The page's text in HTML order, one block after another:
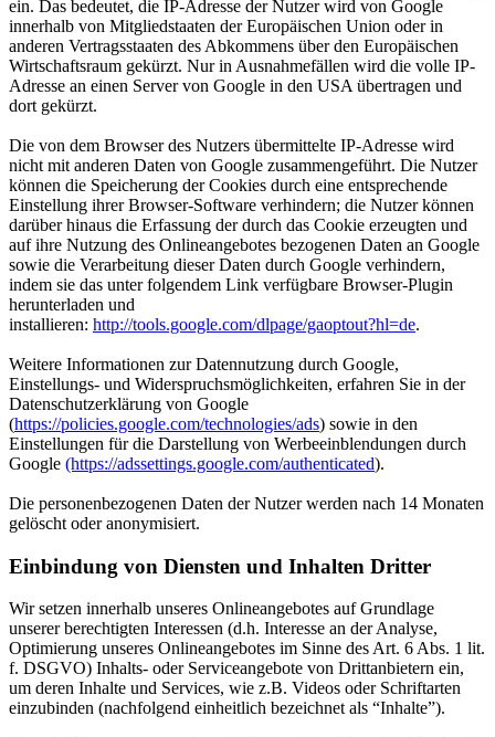
ein. Das bedeutet, die IP-Adresse der Nutzer wird von Google
innerhalb von Mitgliedstaaten der Europäischen Union oder in
anderen Vertragsstaaten des Abkommens über den Europäischen
Wirtschaftsraum gekürzt. Nur in Ausnahmefällen wird die volle IP-
Adresse an einen Server von Google in den USA übertragen und
dort gekürzt.
Die von dem Browser des Nutzers übermittelte IP-Adresse wird
nicht mit anderen Daten von Google zusammengeführt. Die Nutzer
können die Speicherung der Cookies durch eine entsprechende
Einstellung ihrer Browser-Software verhindern; die Nutzer können
darüber hinaus die Erfassung der durch das Cookie erzeugten und
auf ihre Nutzung des Onlineangebotes bezogenen Daten an Google
sowie die Verarbeitung dieser Daten durch Google verhindern,
indem sie das unter folgendem Link verfügbare Browser-Plugin
herunterladen und
installieren: http://tools.google.com/dlpage/gaoptout?hl=de.
Weitere Informationen zur Datennutzung durch Google,
Einstellungs- und Widerspruchsmöglichkeiten, erfahren Sie in der
Datenschutzerklärung von Google
(https://policies.google.com/technologies/ads) sowie in den
Einstellungen für die Darstellung von Werbeeinblendungen durch
Google (https://adssettings.google.com/authenticated).
Die personenbezogenen Daten der Nutzer werden nach 14 Monaten
gelöscht oder anonymisiert.
Einbindung von Diensten und Inhalten Dritter
Wir setzen innerhalb unseres Onlineangebotes auf Grundlage
unserer berechtigten Interessen (d.h. Interesse an der Analyse,
Optimierung unseres Onlineangebotes im Sinne des Art. 6 Abs. 1 lit.
f. DSGVO) Inhalts- oder Serviceangebote von Drittanbietern ein,
um deren Inhalte und Services, wie z.B. Videos oder Schriftarten
einzubinden (nachfolgend einheitlich bezeichnet als “Inhalte”).